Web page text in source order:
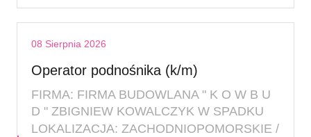
08 Sierpnia 2026
Operator podnośnika (k/m)
FIRMA: FIRMA BUDOWLANA " K O W B U
D " ZBIGNIEW KOWALCZYK W SPADKU
LOKALIZACJA: ZACHODNIOPOMORSKIE /